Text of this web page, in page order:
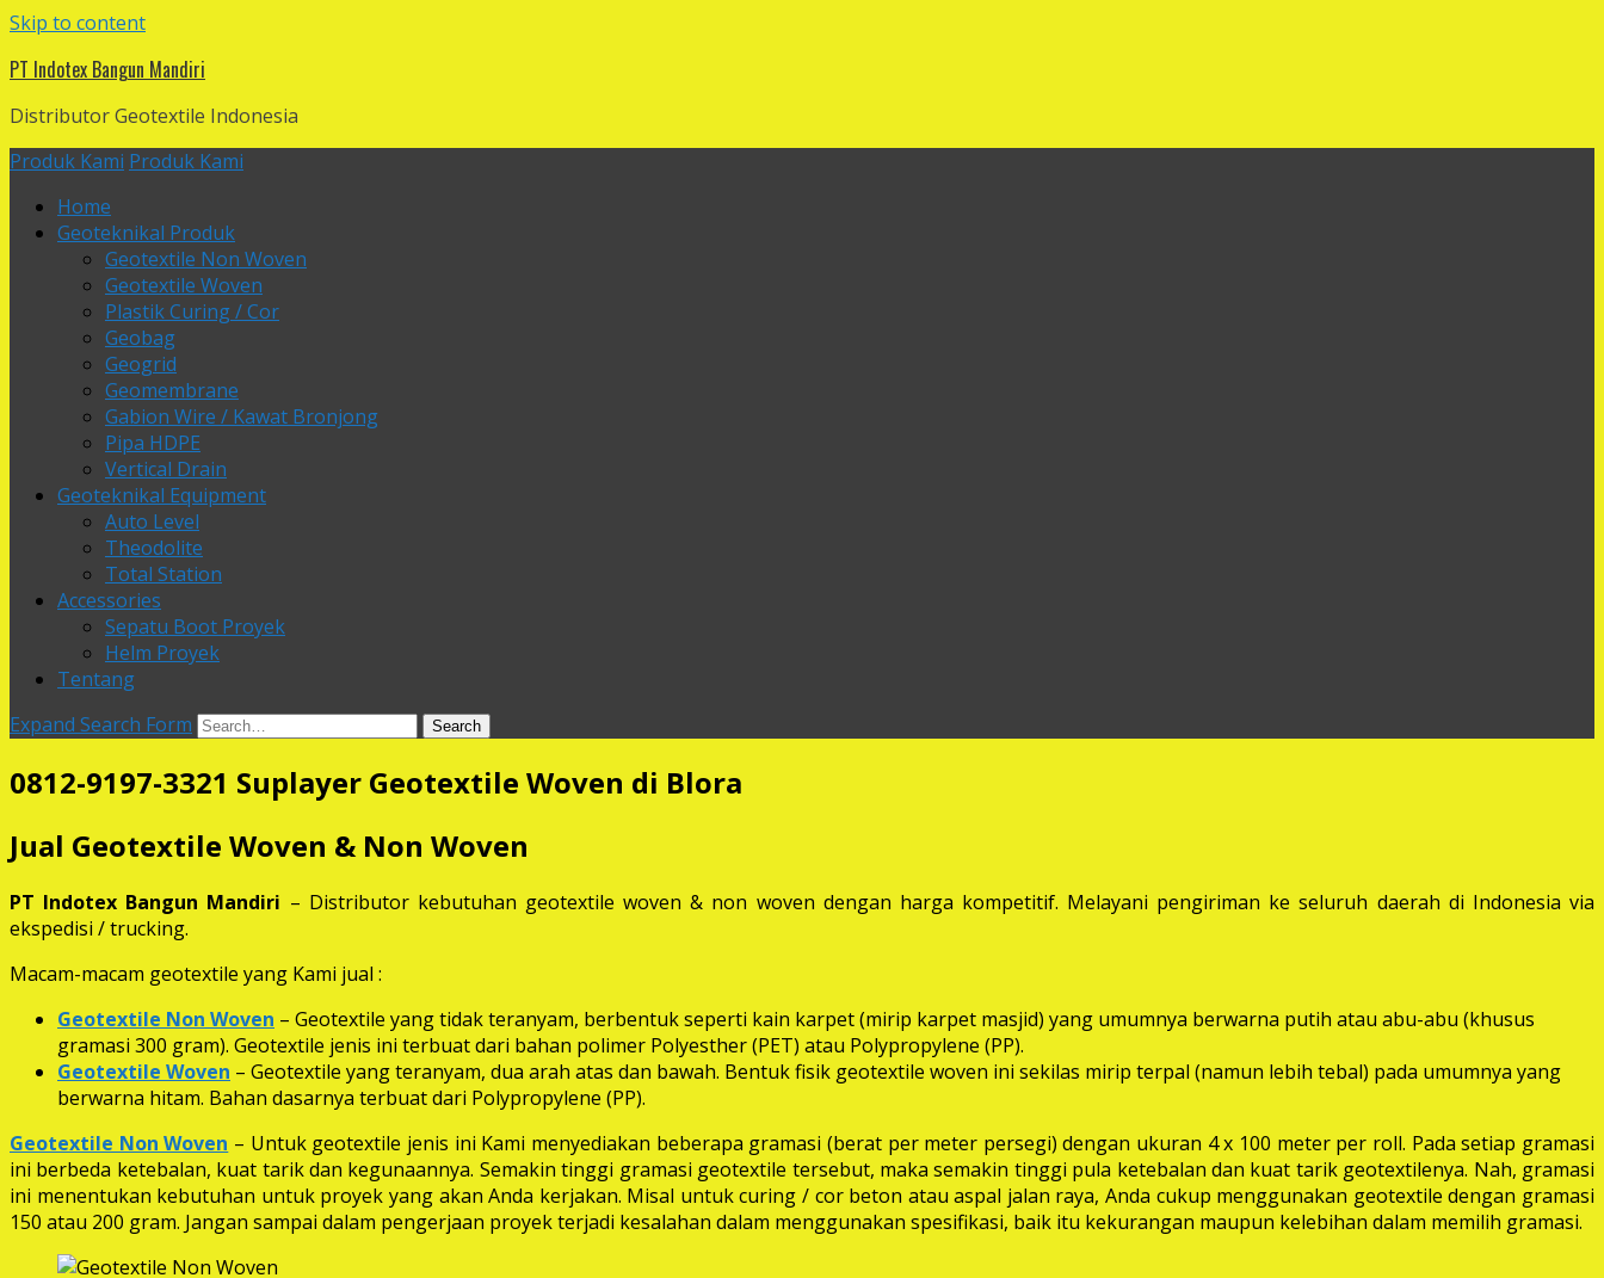
Skip to content
PT Indotex Bangun Mandiri
Distributor Geotextile Indonesia
Produk Kami Produk Kami
Home
Geoteknikal Produk
Geotextile Non Woven
Geotextile Woven
Plastik Curing / Cor
Geobag
Geogrid
Geomembrane
Gabion Wire / Kawat Bronjong
Pipa HDPE
Vertical Drain
Geoteknikal Equipment
Auto Level
Theodolite
Total Station
Accessories
Sepatu Boot Proyek
Helm Proyek
Tentang
Expand Search Form
Search
0812-9197-3321 Suplayer Geotextile Woven di Blora
Jual Geotextile Woven & Non Woven
PT Indotex Bangun Mandiri – Distributor kebutuhan geotextile woven & non woven dengan harga kompetitif. Melayani pengiriman ke seluruh daerah di Indonesia via
ekspedisi / trucking.
Macam-macam geotextile yang Kami jual :
Geotextile Non Woven – Geotextile yang tidak teranyam, berbentuk seperti kain karpet (mirip karpet masjid) yang umumnya berwarna putih atau abu-abu (khusus
gramasi 300 gram). Geotextile jenis ini terbuat dari bahan polimer Polyesther (PET) atau Polypropylene (PP).
Geotextile Woven – Geotextile yang teranyam, dua arah atas dan bawah. Bentuk fisik geotextile woven ini sekilas mirip terpal (namun lebih tebal) pada umumnya yang
berwarna hitam. Bahan dasarnya terbuat dari Polypropylene (PP).
Geotextile Non Woven – Untuk geotextile jenis ini Kami menyediakan beberapa gramasi (berat per meter persegi) dengan ukuran 4 x 100 meter per roll. Pada setiap gramasi
ini berbeda ketebalan, kuat tarik dan kegunaannya. Semakin tinggi gramasi geotextile tersebut, maka semakin tinggi pula ketebalan dan kuat tarik geotextilenya. Nah, gramasi
ini menentukan kebutuhan untuk proyek yang akan Anda kerjakan. Misal untuk curing / cor beton atau aspal jalan raya, Anda cukup menggunakan geotextile dengan gramasi
150 atau 200 gram. Jangan sampai dalam pengerjaan proyek terjadi kesalahan dalam menggunakan spesifikasi, baik itu kekurangan maupun kelebihan dalam memilih gramasi.